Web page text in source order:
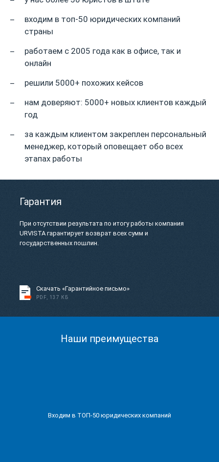
входим в топ-50 юридических компаний
страны
работаем с 2005 года как в офисе, так и
онлайн
решили 5000+ похожих кейсов
нам доверяют: 5000+ новых клиентов каждый
год
за каждым клиентом закреплен персональный
менеджер, который оповещает обо всех
этапах работы
Гарантия
При отсутствии результата по итогу работы компания
URVISTA гарантирует возврат всех сумм и
государственных пошлин.
Скачать «Гарантийное письмо»
PDF, 137 КБ
Наши преимущества
Входим в ТОП-50 юридических компаний